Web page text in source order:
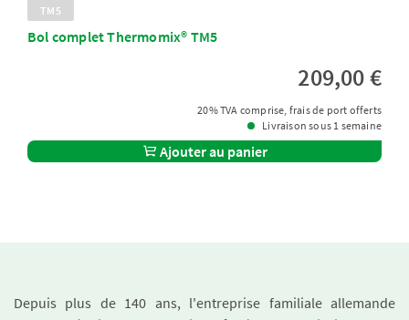
TM5
Bol complet Thermomix® TM5
209,00 €
20% TVA comprise, frais de port offerts
Livraison sous 1 semaine
Ajouter au panier
Depuis plus de 140 ans, l'entreprise familiale allemande